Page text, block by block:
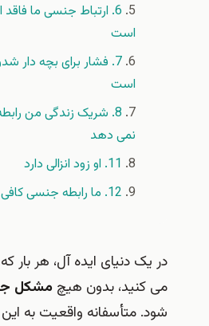
6. ارتباط جنسی ما
است
7. فشار برای بچه دار
است
8. شریک زندگی من
نمی دهد
11. او زود انزالی دارد
12. ما رابطه جنسی کافی نداریم
در یک دنیای ایده آل، هر بار
می کنید، بدون هیچمشکل
شود. متأسفانه واقعیت به